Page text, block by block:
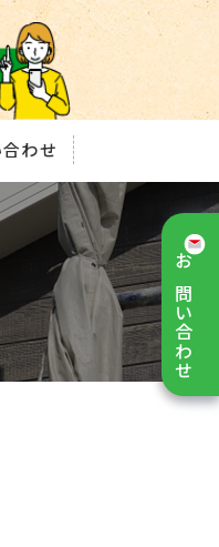
わせ
お問い合わせ